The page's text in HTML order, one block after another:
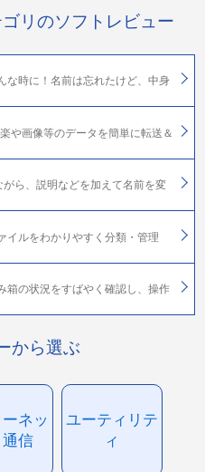
リのソフトレビュー
な時に！名前は忘れたけど、中身
や画像等のデータを簡単に転送＆
がら、説明などを加えて名前を変
イルをわかりやすく分類・管理
箱の状況をすばやく確認し、操作
から選ぶ
ネッ
通信
ユーティリテ
ィ